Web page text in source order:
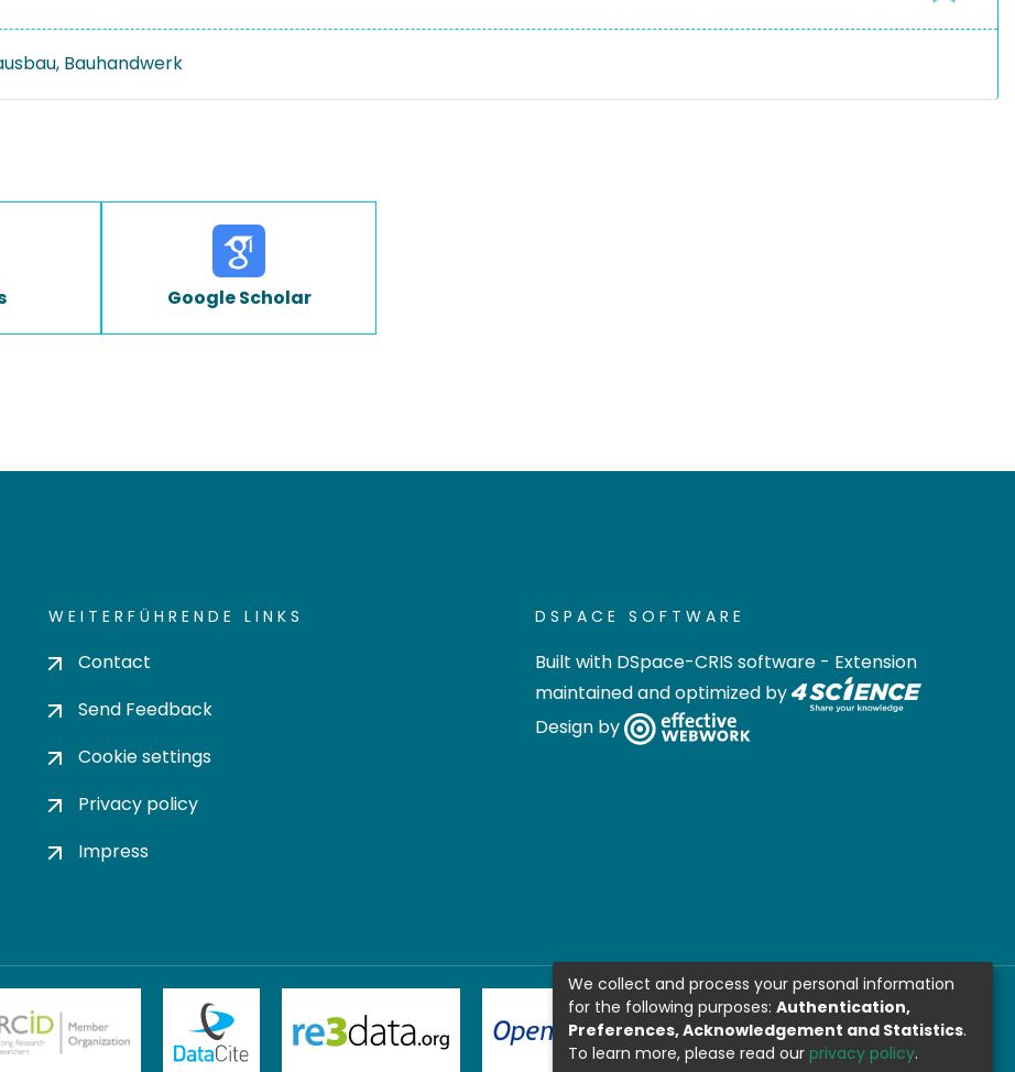
Bauhandwerk
Google Scholar
WEITERFÜHRENDE LINKS
Contact
Send Feedback
Cookie settings
Privacy policy
Impress
DSPACE SOFTWARE
Built with DSpace-CRIS software - Extension
maintained and optimized by
Design by
We collect and process your personal information
for the following purposes: Authentication,
Preferences, Acknowledgement and Statistics.
To learn more, please read our privacy policy.